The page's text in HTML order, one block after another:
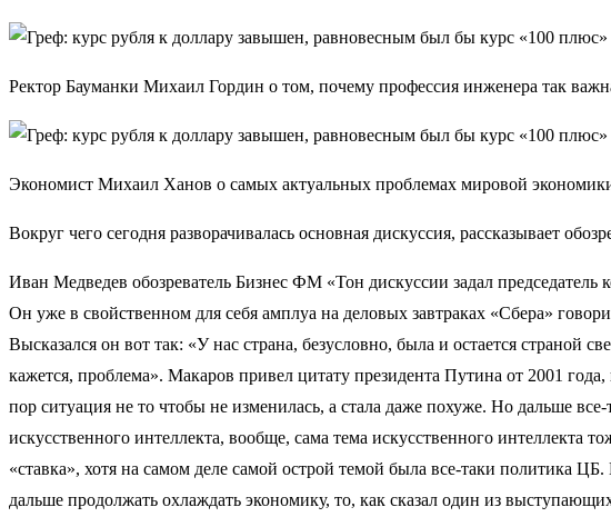
Ректор Бауманки Михаил Гордин о том, почему профессия инженера так
Экономист Михаил Ханов о самых актуальных проблемах мировой
Вокруг чего сегодня разворачивалась основная дискуссия, рассказывает
Иван Медведев обозреватель Бизнес ФМ «Тон дискуссии задал
Он уже в свойственном для себя амплуа на деловых завтраках «Сбера»
Высказался он вот так: «У нас страна, безусловно, была и остается страной
кажется, проблема». Макаров привел цитату президента Путина от 2001
пор ситуация не то чтобы не изменилась, а стала даже похуже. Но дальше
искусственного интеллекта, вообще, сама тема искусственного интеллекта
«ставка», хотя на самом деле самой острой темой была все-таки политика
дальше продолжать охлаждать экономику, то, как сказал один из